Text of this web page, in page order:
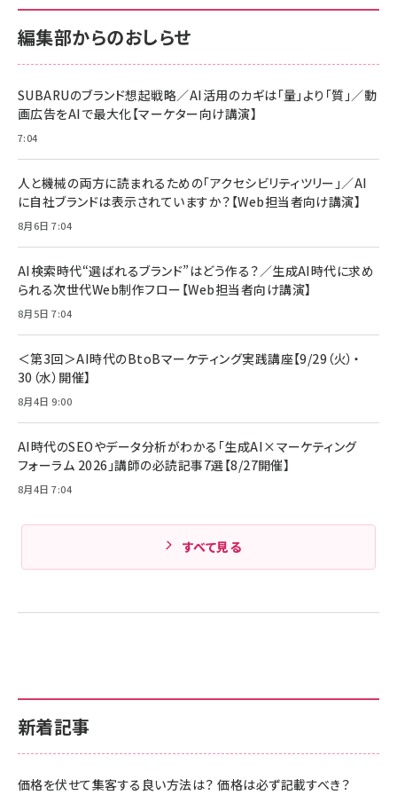
￥880
anan(アンアン)2026/06/24号 No.2500増刊
スペシャルエディション[王道エンタメの矜持／
￥1,100
年後半、あなたの恋と運命／山田涼介]
￥880
￥1,870
組織の成果を最大化する ルールのデザイン
サポート正規品 メーカー保証5年 KLMEA128G
NIMASO ガラスフィルム iPhone 17 用 保護フィ
すい ガイド枠付き いPhone17 (6.3インチ) 対応
2枚セット DSP25F1698
￥1,599
【New】Amazon Fire TV Stick HD | 手軽にスト
レイヤー
￥6,980
Anker Soundcore P31i (Bluetooth 6.1) 【完
全ワイヤレスイヤホン/アクティブノイズキャンセリ
ング/マルチポイント接続 / 最大50時間再生 / PSE
技術基準適合】ブラック
￥5,990
ケーブル Anker絡まないケーブル 240W 結束バン
ド付き USB PD対応 シリコン素材採用 iPhone
Amazonランキングをもっと見る
サポート正規品 メーカー保証5年 KLMEA128G
Amazon eギフトカード - Amazonロゴ - クラ
￥5,000
ケーブル Anker絡まないケーブル 240W 結束バン
17 / 16 / 15 / Galaxy iPad Pro MacBook
Pro/Air 各種対応 (1.8m ミッドナイトブラック)
￥1,890
キャンペーン】
￥4,857
Amazonランキングをもっと見る
新着記事
価格を伏せて集客する良い方法は？ 価格は必ず記載すべき？
編集部からのおしらせ
SUBARUのブランド想起戦略／AI活用のカギは「量」より「質」／動
画広告をAIで最大化【マーケター向け講演】
7:04
人と機械の両方に読まれるための「アクセシビリティツリー」／AI
に自社ブランドは表示されていますか？【Web担当者向け講演】
8月6日 7:04
AI検索時代“選ばれるブランド”はどう作る？／生成AI時代に求め
られる次世代Web制作フロー【Web担当者向け講演】
8月5日 7:04
＜第3回＞AI時代のBtoBマーケティング実践講座【9/29（火）・
30（水）開催】
8月4日 9:00
AI時代のSEOやデータ分析がわかる「生成AI×マーケティング
フォーラム 2026」講師の必読記事7選【8/27開催】
8月4日 7:04
すべて見る